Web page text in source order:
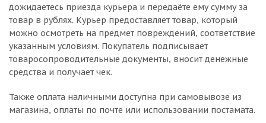
дожидаетесь приезда курьера и передаёте ему сумму за
товар в рублях. Курьер предоставляет товар, который
можно осмотреть на предмет повреждений, соответствие
указанным условиям. Покупатель подписывает
товаросопроводительные документы, вносит денежные
средства и получает чек.
Также оплата наличными доступна при самовывозе из
магазина, оплаты по почте или использовании постамата.